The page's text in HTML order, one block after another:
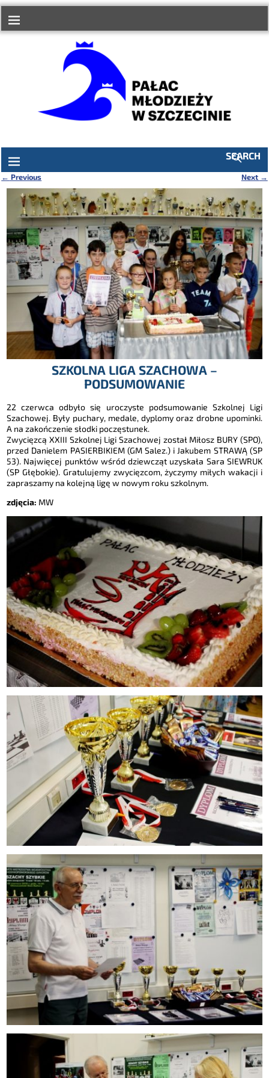
treści
SEARCH
Nawigacja
← Previous Next →
SZKOLNA LIGA SZACHOWA –
PODSUMOWANIE
22 czerwca odbyło się uroczyste podsumowanie Szkolnej Ligi
Szachowej. Były puchary, medale, dyplomy oraz drobne upominki.
A na zakończenie słodki poczęstunek.
Zwycięzcą XXIII Szkolnej Ligi Szachowej został Miłosz BURY (SPO),
przed Danielem PASIERBIKIEM (GM Salez.) i Jakubem STRAWĄ (SP
53). Najwięcej punktów wśród dziewcząt uzyskała Sara SIEWRUK
(SP Głębokie). Gratulujemy zwycięzcom, życzymy miłych wakacji i
zapraszamy na kolejną ligę w nowym roku szkolnym.
zdjęcia: MW